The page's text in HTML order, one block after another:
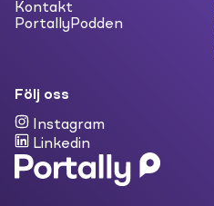
Kontakt
PortallyPodden
Följ oss
Instagram
Linkedin